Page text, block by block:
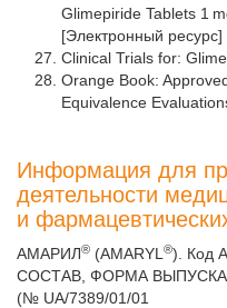
Glimepiride Tablets 1
[Электронный ресурс]
Clinical Trials for:
Orange Book:
Equivalence
Информация для
деятельности
и
АМАРИЛ® (AMARYL ®). Код
СОСТАВ, ФОРМА ВЫПУСКА,
(№ UA/7389/01/01